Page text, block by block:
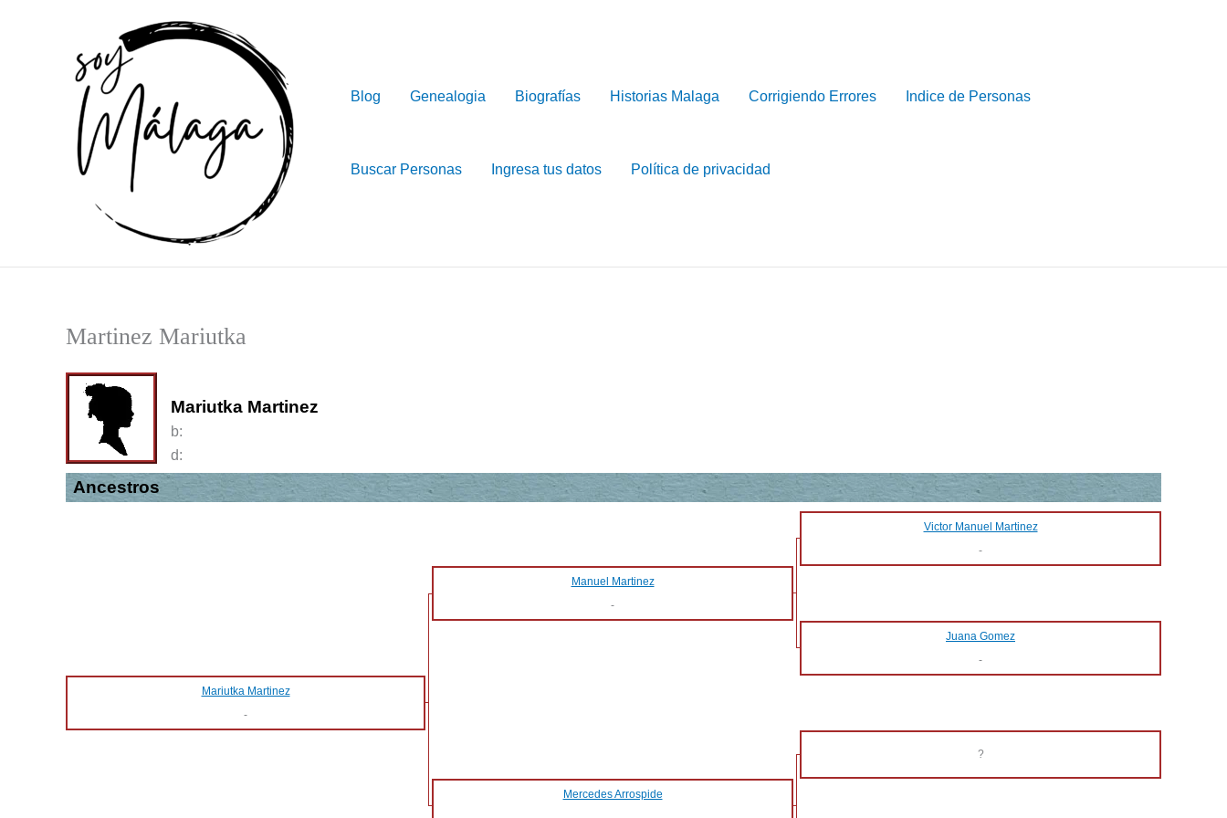
Blog Genealogia Biografías Historias Malaga Corrigiendo Errores Indice de Personas
Buscar Personas Ingresa tus datos Política de privacidad
Martinez Mariutka
Mariutka Martinez
b:
d:
Ancestros
Victor Manuel Martinez
-
Manuel Martinez
-
Juana Gomez
-
Mariutka Martinez
-
?
Mercedes Arrospide